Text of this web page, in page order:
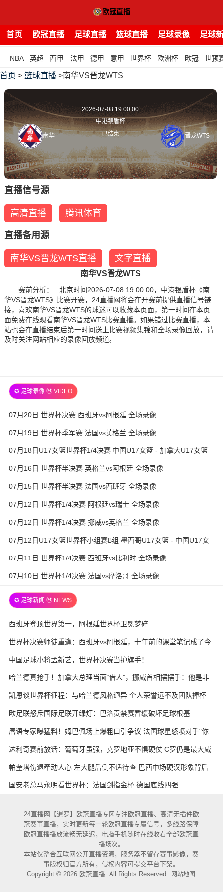
首页 欧冠直播 足球直播 篮球直播 足球录像 足球
NBA 英超 西甲 法甲 德甲 意甲 世界杯 欧洲杯 欧冠 世预
首页 > 篮球直播 >南华VS晋龙WTS
南华
2026-07-08 19:00:00
中港银盾杯
已结束
晋龙WTS
直播信号源
高清直播 腾讯体育
直播备用源
南华VS晋龙WTS直播 文字直播
南华VS晋龙WTS
赛前分析： 北京时间2026-07-08 19:00:00，中港银盾杯《南
华VS晋龙WTS》比赛开赛，24直播网将会在开赛前提供直播信号链
接，喜欢南华VS晋龙WTS的球迷可以收藏本页面，第一时间在本页
面免费在线观看南华VS晋龙WTS比赛直播。如果错过比赛直播，本
站也会在直播结束后第一时间送上比赛视频集锦和全场录像回放，请
及时关注网站相应的录像回放频道。
✪ 足球录像 ㉔ VIDEO
07月20日 世界杯决赛 西班牙vs阿根廷 全场录像
07月19日 世界杯季军赛 法国vs英格兰 全场录像
07月18日U17女篮世界杯1/4决赛 中国U17女篮 - 加拿大U17女篮
录像
07月16日 世界杯半决赛 英格兰vs阿根廷 全场录像
07月15日 世界杯半决赛 法国vs西班牙 全场录像
07月12日 世界杯1/4决赛 阿根廷vs瑞士 全场录像
07月12日 世界杯1/4决赛 挪威vs英格兰 全场录像
07月12日U17女篮世界杯小组赛B组 墨西哥U17女篮 - 中国U17女
篮 全场录像
07月11日 世界杯1/4决赛 西班牙vs比利时 全场录像
07月10日 世界杯1/4决赛 法国vs摩洛哥 全场录像
✪ 足球新闻 ㉔ NEWS
西班牙登顶世界第一，阿根廷世界杯卫冕梦碎
世界杯决赛师徒重逢：西班牙vs阿根廷，十年前的课堂笔记成了今
天的战术板
中国足球小将孟新艺，世界杯决赛当护旗手！
哈兰德真抢手！加拿大总理当面“借人”，挪威首相摆摆手：他是非
卖品
凯恩谈世界杯征程：与哈兰德风格迥异 个人荣誉远不及团队捧杯
欧足联怒斥国际足联开绿灯：巴洛贡禁赛暂缓破坏足球根基
唇语专家曝猛料！姆巴佩场上爆粗口引争议 法国球星怒喷对手"你
妈的X"
达利奇赛前放话：葡萄牙虽强，克罗地亚不惧硬仗 C罗仍是最大威
胁
帕奎塔伤退牵动人心 左大腿后侧不适待查 巴西中场硬汉形象背后
藏隐忧
国安老总马永明看世界杯：法国剑指金杯 德国底线四强
24直播网【暹罗】欧冠直播专区专注欧冠直播、高清无插件欧
冠赛事直播，实时更新每一轮欧冠直播专属信号，多线路保障
欧冠直播播放流畅无延迟，电脑手机随时在线收看全部欧冠直
播场次。
本站仅整合互联网公开直播资源，服务器不留存赛事影像，赛
事版权归官方所有，侵权内容可提交平台下架。
Copyright © 2026 欧冠直播. All Rights Reserved.
网站地图